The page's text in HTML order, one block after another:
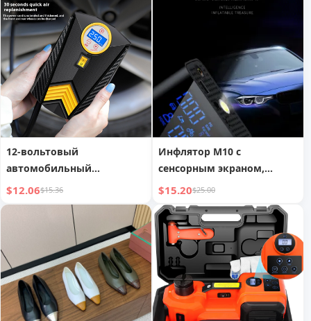
12-вольтовый
автомобильный
компрессор для шин,
компактный портативный
автомобильный
электрический насос для
накачки шин
$12.06$15.36
Инфлятор M10 с
сенсорным экраном,
автомобильный инфлятор
$15.20$25.00